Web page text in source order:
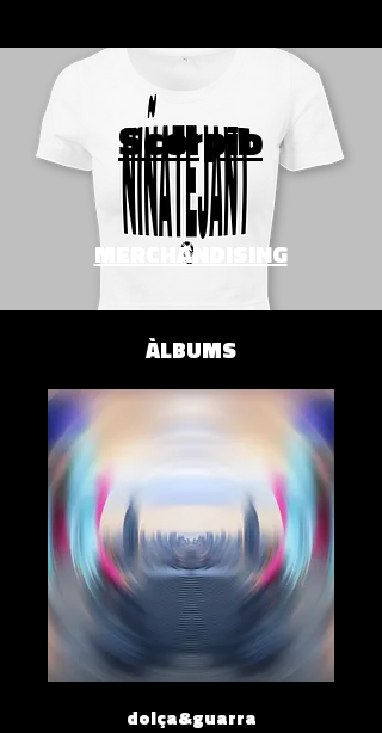
Scorpio
MERCHANDISING
ÀLBUMS
dolça&guarra